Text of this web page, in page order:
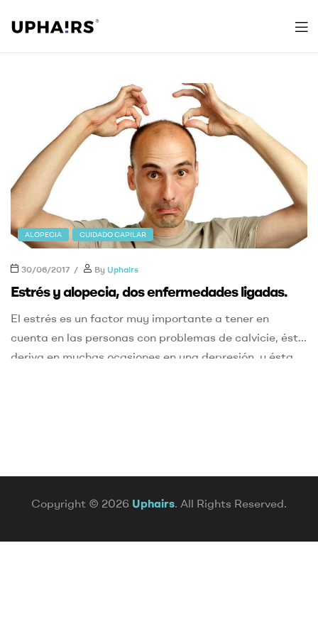
Uphairs
ALOPECIA CUIDADO CAPILAR
30/06/2017 By Uphairs
Estrés y alopecia, dos enfermedades ligadas.
El estrés es un factor muy importante a tener en
cuenta en las personas con problemas de calvicie, éste,
deriva en muchas ocasiones en una depresión, y ésta,
Copyright © 2026 Uphairs. All Rights Reserved.